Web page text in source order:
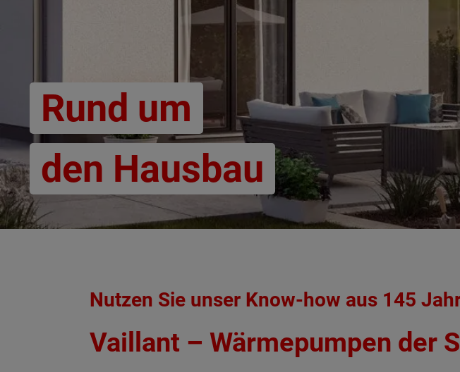
Rund um
den Hausbau
Nutzen Sie unser Know-how aus 145
Vaillant – Wärmepumpen der